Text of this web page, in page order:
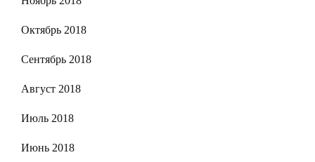
Октябрь 2018
Сентябрь 2018
Август 2018
Июль 2018
Июнь 2018